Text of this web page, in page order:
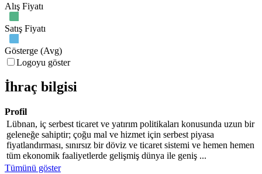
Alış Fiyatı
Satış Fiyatı
Gösterge (Avg)
Logoyu göster
İhraç bilgisi
Profil
Lübnan, iç serbest ticaret ve yatırım politikaları konusunda uzun bir
geleneğe sahiptir; çoğu mal ve hizmet için serbest piyasa
fiyatlandırması, sınırsız bir döviz ve ticaret sistemi ve hemen hemen
tüm ekonomik faaliyetlerde gelişmiş dünya ile geniş ...
Tümünü göster